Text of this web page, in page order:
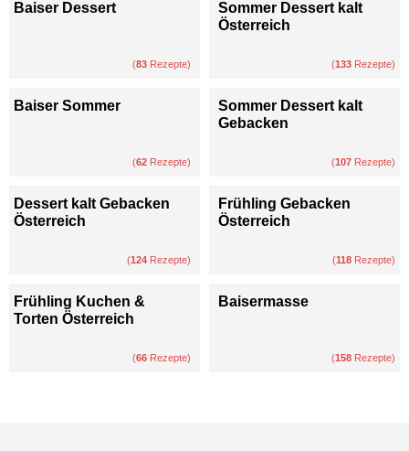
Baiser Dessert
(83 Rezepte)
Sommer Dessert kalt
Österreich
(133 Rezepte)
Baiser Sommer
(62 Rezepte)
Sommer Dessert kalt
Gebacken
(107 Rezepte)
Dessert kalt Gebacken
Österreich
(124 Rezepte)
Frühling Gebacken
Österreich
(118 Rezepte)
Frühling Kuchen &
Torten Österreich
(66 Rezepte)
Baisermasse
(158 Rezepte)